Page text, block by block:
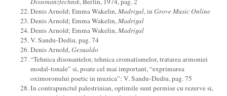
Denis Arnold; Emma Wakelin,Madrigal, inGrove Music Online
Denis Arnold; Emma Wakelin,Madrigal
Denis Arnold; Emma Wakelin,Madrigal
V. Sandu-Dediu, pag. 74
Denis Arnold,Gesualdo
“Tehnica disonantelor, tehnica cromatismelor, tratarea armoniei
modal-tonale” si, poate cel mai important, “exprimarea
oximoronului poetic in muzica”: V. Sandu-Dediu, pag. 75
In contrapunctul palestrinian, optimile sunt permise cu rezerve si,